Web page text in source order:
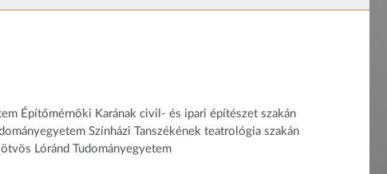
Építőmérnöki Karának civil- és ipari építészet szakán
Színházi Tanszékének teatrológia szakán
Lóránd Tudományegyetem